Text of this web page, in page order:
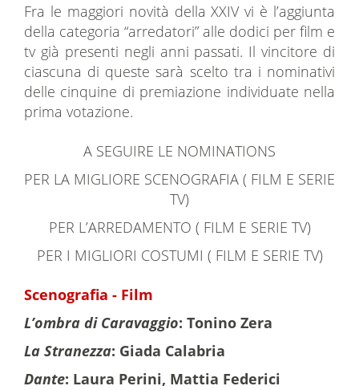
Fra le maggiori novità della XXIV vi è l’aggiunta
della categoria “arredatori” alle dodici per film e
tv già presenti negli anni passati. Il vincitore di
ciascuna di queste sarà scelto tra i nominativi
delle cinquine di premiazione individuate nella
prima votazione.
A SEGUIRE LE NOMINATIONS
PER LA MIGLIORE SCENOGRAFIA ( FILM E SERIE
TV)
PER L’ARREDAMENTO ( FILM E SERIE TV)
PER I MIGLIORI COSTUMI ( FILM E SERIE TV)
Scenografia - Film
L’ombra di Caravaggio: Tonino Zera
La Stranezza: Giada Calabria
Dante: Laura Perini, Mattia Federici